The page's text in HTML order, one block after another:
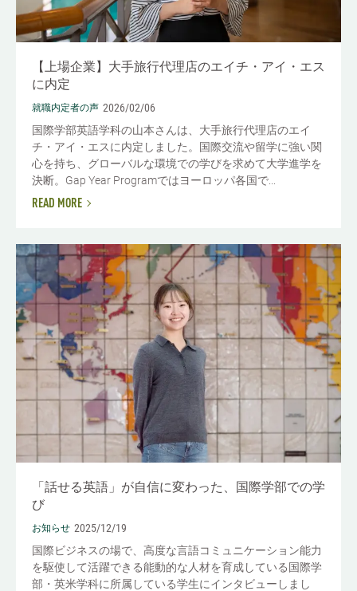
【上場企業】大手旅行代理店のエイチ・アイ・エス
に内定
就職内定者の声 2026/02/06
国際学部英語学科の山本さんは、大手旅行代理店のエイ
チ・アイ・エスに内定しました。国際交流や留学に強い関
心を持ち、グローバルな環境での学びを求めて大学進学を
決断。Gap Year Programではヨーロッパ各国で...
READ MORE
「話せる英語」が自信に変わった、国際学部での学
び
お知らせ 2025/12/19
国際ビジネスの場で、高度な言語コミュニケーション能力
を駆使して活躍できる能動的な人材を育成している国際学
部・英米学科に所属している学生にインタビューしまし